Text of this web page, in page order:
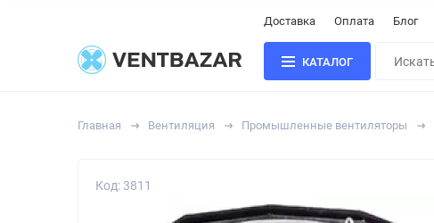
Доставка Оплата Блог
КАТАЛОГ
Главная Вентиляция Промышленные вентиляторы
Код: 3811